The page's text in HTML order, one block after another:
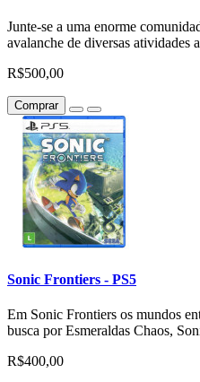
Junte-se a uma enorme
avalanche de diversas atividades
R$500,00
Comprar
Sonic Frontiers - PS5
Em Sonic Frontiers os mundos
busca por Esmeraldas Chaos,
R$400,00